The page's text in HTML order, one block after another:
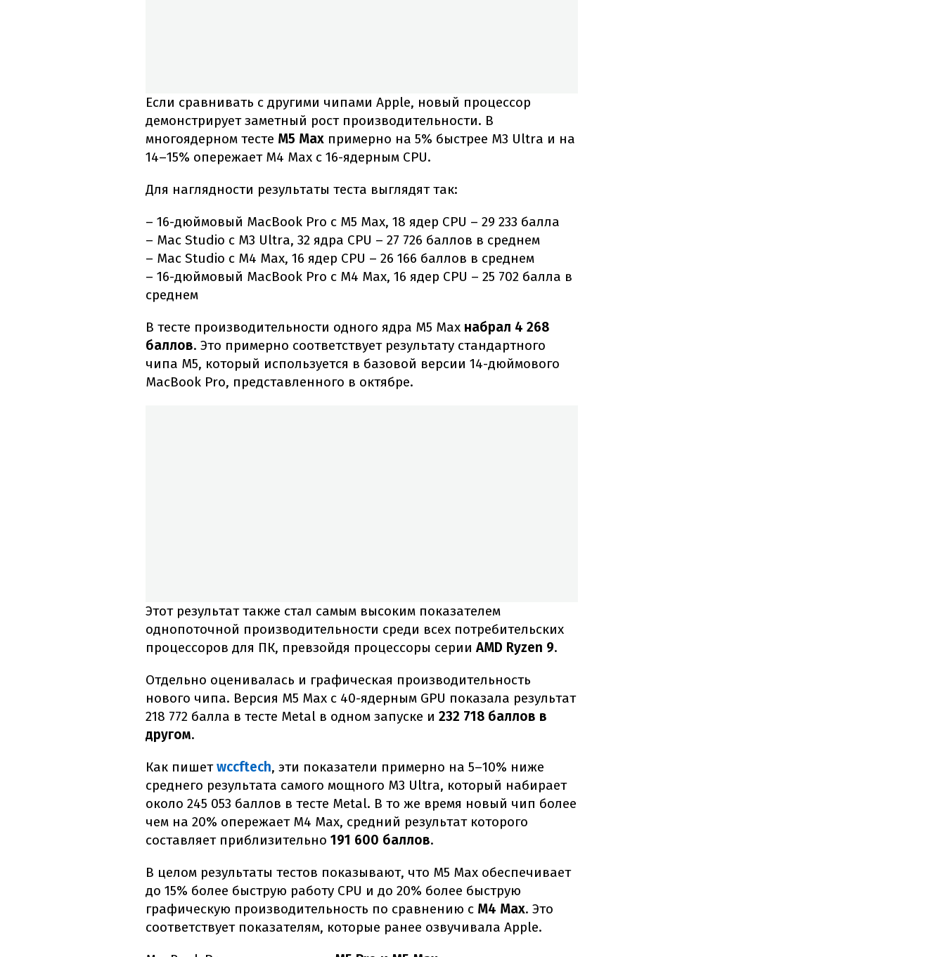
Если сравнивать с другими чипами Apple, новый процессор
демонстрирует заметный рост производительности. В
многоядерном тесте M5 Max примерно на 5% быстрее M3 Ultra и на
14–15% опережает M4 Max с 16-ядерным CPU.
Для наглядности результаты теста выглядят так:
– 16-дюймовый MacBook Pro с M5 Max, 18 ядер CPU – 29 233 балла
– Mac Studio с M3 Ultra, 32 ядра CPU – 27 726 баллов в среднем
– Mac Studio с M4 Max, 16 ядер CPU – 26 166 баллов в среднем
– 16-дюймовый MacBook Pro с M4 Max, 16 ядер CPU – 25 702 балла в
среднем
В тесте производительности одного ядра M5 Max набрал 4 268
баллов. Это примерно соответствует результату стандартного
чипа M5, который используется в базовой версии 14-дюймового
MacBook Pro, представленного в октябре.
Этот результат также стал самым высоким показателем
однопоточной производительности среди всех потребительских
процессоров для ПК, превзойдя процессоры серии AMD Ryzen 9.
Отдельно оценивалась и графическая производительность
нового чипа. Версия M5 Max с 40-ядерным GPU показала результат
218 772 балла в тесте Metal в одном запуске и 232 718 баллов в
другом.
Как пишетwccftech, эти показатели примерно на 5–10% ниже
среднего результата самого мощного M3 Ultra, который набирает
около 245 053 баллов в тесте Metal. В то же время новый чип более
чем на 20% опережает M4 Max, средний результат которого
составляет приблизительно 191 600 баллов.
В целом результаты тестов показывают, что M5 Max обеспечивает
до 15% более быструю работу CPU и до 20% более быструю
графическую производительность по сравнению с M4 Max. Это
соответствует показателям, которые ранее озвучивала Apple.